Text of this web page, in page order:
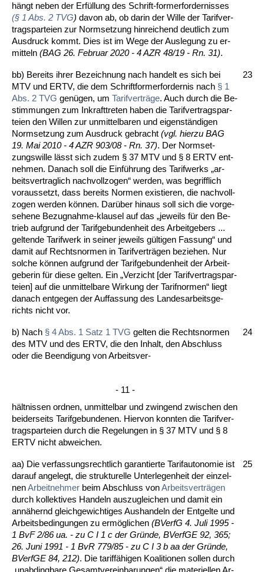
hängt ne­ben der Erfüllung des Schrift-for­mer­for­der­nis­ses
(§ 1 Abs. 2 TVG) da­von ab, ob dar­in der Wil­le der Ta­rif­ver­
trags­par­tei­en zur Norm­set­zung hin­rei­chend deut­lich zum
Aus­druck kommt. Dies ist im We­ge der Aus­le­gung zu er­
mit­teln (BAG 26. Fe­bru­ar 2020 - 4 AZR 48/19 - Rn. 31).
bb) Be­reits ih­rer Be­zeich­nung nach han­delt es sich bei
MTV und ERTV, die dem Schrift­for­mer­for­der­nis nach § 1
Abs. 2 TVG genügen, um Ta­rif­verträge. Auch durch die Be­
stim­mun­gen zum In­kraft­tre­ten ha­ben die Ta­rif­ver­trags­par­
tei­en den Wil­len zur un­mit­tel­ba­ren und ei­genständi­gen
Norm­set­zung zum Aus­druck ge­bracht (vgl. hier­zu BAG
19. Mai 2010 - 4 AZR 903/08 - Rn. 37). Der Norm­set­
zungs­wil­le lässt sich zu­dem § 37 MTV und § 8 ERTV ent­
neh­men. Da­nach soll die Einführung des Ta­rif­werks „ar­
beits­ver­trag­lich nach­voll­zo­gen“ wer­den, was be­griff­lich
vor­aus­setzt, dass be­reits Nor­men exis­tie­ren, die nach­voll­
zo­gen wer­den können. Darüber hin­aus soll sich die vor­ge­
se­he­ne Be­zug­nah­me-klau­sel auf das „je­weils für den Be­
trieb auf­grund der Ta­rif­ge­bun­den­heit des Ar­beit­ge­bers ...
gel­ten­de Ta­rif­werk in sei­ner je­weils gülti­gen Fas­sung“ und
da­mit auf Rechts­nor­men in Ta­rif­verträgen be­zie­hen. Nur
sol­che können auf­grund der Ta­rif­ge­bun­den­heit der Ar­beit­
ge­be­rin für die­se gel­ten. Ein „Ver­zicht [der Ta­rif­ver­trags­par­
tei­en] auf die un­mit­tel­ba­re Wir­kung der Ta­rif­nor­men“ liegt
da­nach ent­ge­gen der Auf­fas­sung des Lan­des­ar­beits­ge­
richts nicht vor.
23
b) Nach § 4 Abs. 1 Satz 1 TVG gel­ten die Rechts­nor­men
des MTV und des ERTV, die den In­halt, den Ab­schluss
oder die Be­en­di­gung von Ar­beits­ver-
- 11 -
hält­nis­sen ord­nen, un­mit­tel­bar und zwin­gend zwi­schen den
bei­der­seits Ta­rif­ge­bun­de­nen. Hier­von konn­ten die Ta­rif­ver­
trags­par­tei­en durch die Re­ge­lun­gen in § 37 MTV und § 8
ERTV nicht ab­wei­chen.
24
aa) Die ver­fas­sungs­recht­lich ga­ran­tier­te Ta­rif­au­to­no­mie ist
dar­auf an­ge­legt, die struk­tu­rel­le Un­ter­le­gen­heit der ein­zel­
nenAr­beit­neh­mer beim Ab­schluss vonAr­beits­verträgen
durch kol­lek­ti­ves Han­deln aus­zu­glei­chen und da­mit ein
annä­hernd gleich­ge­wich­ti­ges Aus­han­deln der Ent­gel­te und
Ar­beits­be­din­gun­gen zu ermögli­chen (BVerfG 4. Ju­li 1995 -
1 BvF 2/86 ua. - zu C I 1 c der Gründe, BVerfGE 92, 365;
26. Ju­ni 1991 - 1 BvR 779/85 - zu C I 3 b aa der Gründe,
BVerfGE 84, 212). Die ta­riffähi­gen Ko­ali­tio­nen sol­len durch
25